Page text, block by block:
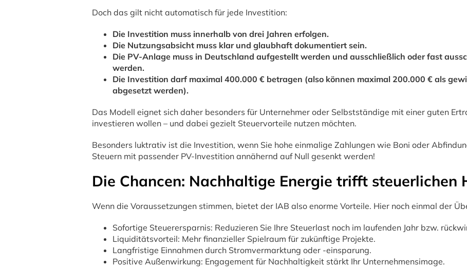
Doch das gilt nicht automatisch für jede Investition:
Die Investition muss innerhalb von drei Jahren erfolgen.
Die Nutzungsabsicht muss klar und glaubhaft dokumentiert sein.
Die PV-Anlage muss in Deutschland aufgestellt werden und ausschließlich oder fast
werden.
Die Investition darf maximal 400.000 € betragen (also können maximal 200.000 € als
abgesetzt werden).
Das Modell eignet sich daher besonders für Unternehmer oder Selbstständige mit einer guten
investieren wollen – und dabei gezielt Steuervorteile nutzen möchten.
Besonders luktrativ ist die Investition, wenn Sie hohe einmalige Zahlungen wie Boni oder
Steuern mit passender PV-Investition annähernd auf Null gesenkt werden!
Die Chancen: Nachhaltige Energie trifft steuerlichen
Wenn die Voraussetzungen stimmen, bietet der IAB also enorme Vorteile. Hier noch einmal der
Sofortige Steuerersparnis: Reduzieren Sie Ihre Steuerlast noch im laufenden Jahr bzw.
Liquiditätsvorteil: Mehr finanzieller Spielraum für zukünftige Projekte.
Langfristige Einnahmen durch Stromvermarktung oder -einsparung.
Positive Außenwirkung: Engagement für Nachhaltigkeit stärkt Ihr Unternehmensimage.